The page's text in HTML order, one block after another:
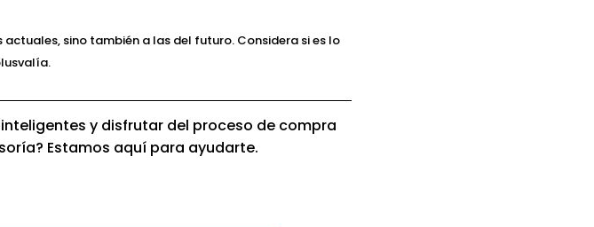
sino también a las del futuro. Considera si es lo
y disfrutar del proceso de compra
Estamos aquí para ayudarte.